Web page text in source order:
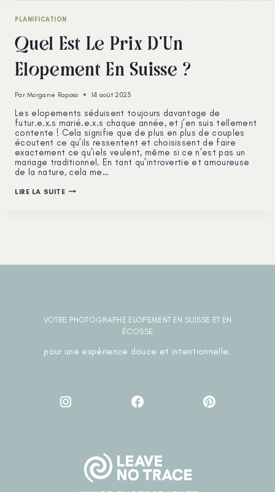
PLANIFICATION
Quel Est Le Prix D’Un
Elopement En Suisse ?
Par Morgane Raposo 14 août 2023
Les elopements séduisent toujours davantage de
futur.e.x.s marié.e.x.s chaque année, et j’en suis tellement
contente ! Cela signifie que de plus en plus de couples
écoutent ce qu’ils ressentent et choisissent de faire
exactement ce qu’iels veulent, même si ce n’est pas un
mariage traditionnel. En tant qu’introvertie et amoureuse
de la nature, cela me…
LIRE LA SUITEQUEL
VOTRE PHOTOGRAPHE ELOPEMENT EN SUISSE ET EN
ÉCOSSE
pour une expérience douce et intentionnelle.